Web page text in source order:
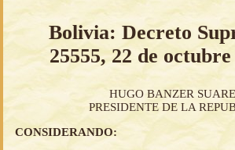
Bolivia: Decreto
25555, 22 de octubre
HUGO BANZER
PRESIDENTE DE LA
CONSIDERANDO: